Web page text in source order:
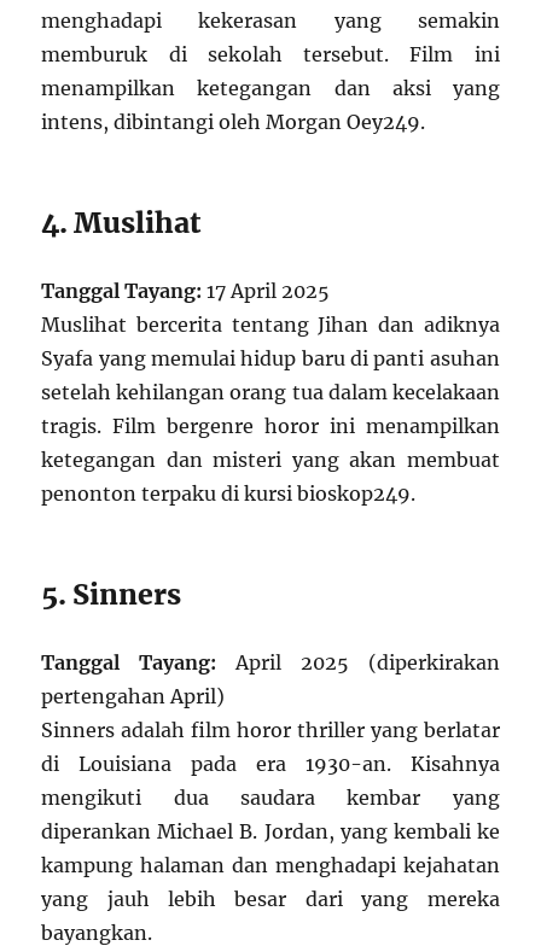
menghadapi kekerasan yang semakin
memburuk di sekolah tersebut. Film ini
menampilkan ketegangan dan aksi yang
intens, dibintangi oleh Morgan Oey249.
4. Muslihat
Tanggal Tayang: 17 April 2025
Muslihat bercerita tentang Jihan dan adiknya
Syafa yang memulai hidup baru di panti asuhan
setelah kehilangan orang tua dalam kecelakaan
tragis. Film bergenre horor ini menampilkan
ketegangan dan misteri yang akan membuat
penonton terpaku di kursi bioskop249.
5. Sinners
Tanggal Tayang: April 2025 (diperkirakan
pertengahan April)
Sinners adalah film horor thriller yang berlatar
di Louisiana pada era 1930-an. Kisahnya
mengikuti dua saudara kembar yang
diperankan Michael B. Jordan, yang kembali ke
kampung halaman dan menghadapi kejahatan
yang jauh lebih besar dari yang mereka
bayangkan.